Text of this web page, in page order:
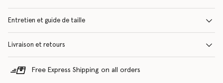
Entretien et guide de taille
Livraison et retours
Free Express Shipping on all orders